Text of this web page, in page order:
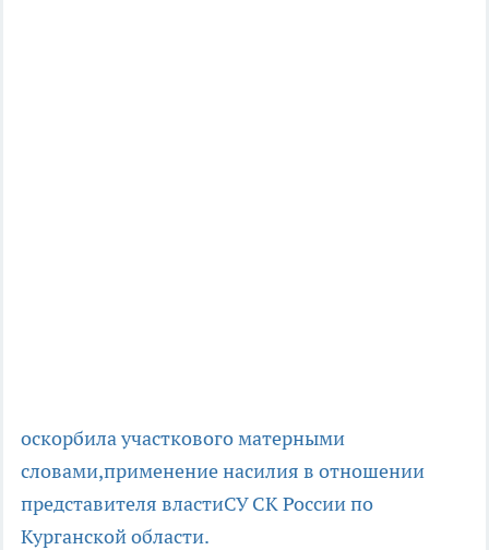
оскорбила участкового матерными
словами,применение насилия в отношении
представителя властиСУ СК России по
Курганской области.